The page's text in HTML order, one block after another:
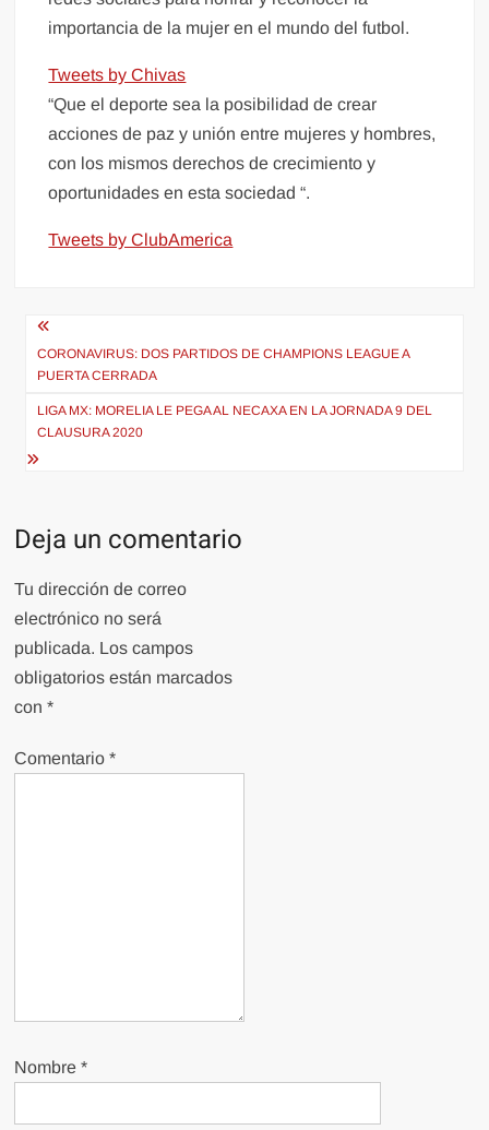
importancia de la mujer en el mundo del futbol.
Tweets by Chivas
“Que el deporte sea la posibilidad de crear
acciones de paz y unión entre mujeres y hombres,
con los mismos derechos de crecimiento y
oportunidades en esta sociedad “.
Tweets by ClubAmerica
Navegación
de
entradas
CORONAVIRUS: DOS PARTIDOS DE CHAMPIONS LEAGUE A
PUERTA CERRADA
LIGA MX: MORELIA LE PEGA AL NECAXA EN LA JORNADA 9 DEL
CLAUSURA 2020
Deja un comentario
Tu dirección de correo
electrónico no será
publicada. Los campos
obligatorios están marcados
con*
Comentario*
Nombre*